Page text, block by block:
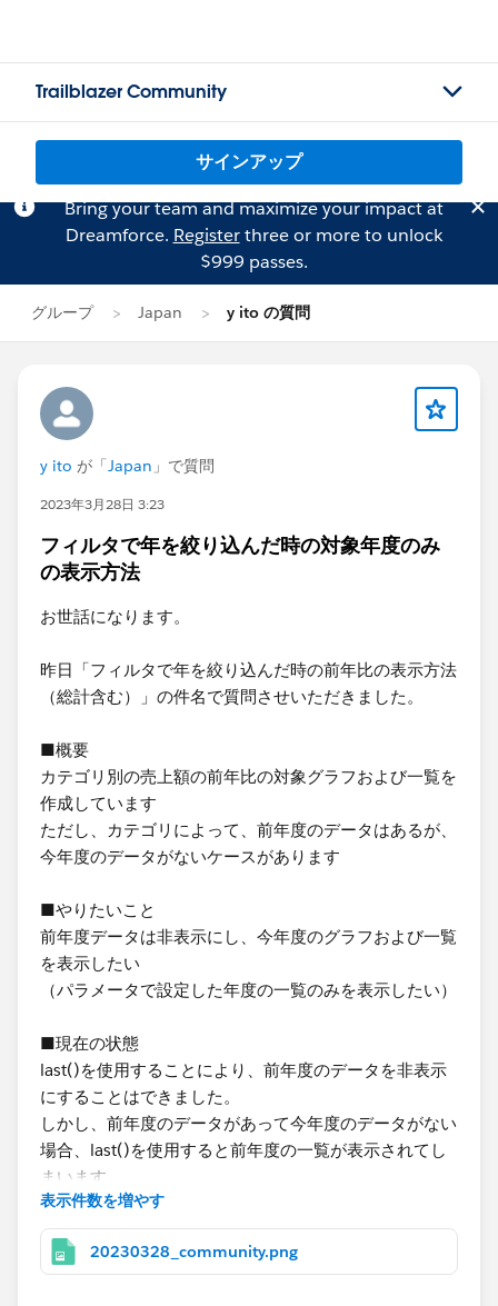
Trailblazer Community
サインアップ
Bring your team and maximize your impact at
Dreamforce. Registerthree or more to unlock
$999 passes.
グループ Japan y ito の質問
y ito が「Japan 」で質問
2023年3月28日 3:23
フィルタで年を絞り込んだ時の対象年度のみ
の表示方法
お世話になります。
昨日「フィルタで年を絞り込んだ時の前年比の表示方法
（総計含む）」の件名で質問させいただきました。​
■概要
カテゴリ別の売上額の前年比の対象グラフおよび一覧を
作成しています
​ただし、カテゴリによって、前年度のデータはあるが、
今年度のデータがないケースがあります
■やりたいこと
前年度データは非表示にし、今年度のグラフおよび一覧​
を表示したい
（パラメータで設定した年度の一覧のみを表示したい）​
■現在の状態
last()を使用することにより、前年度のデータを非表示
にすることはできました。
しかし、前年度のデータがあって今年度のデータがない
場合、last()を使用すると前年度の一覧が表示されてし
まいます。
パラメータで指定された年度の一覧だけを動的に出す方
法はないでしょうか。​
表示件数を増やす
20230328_community.png